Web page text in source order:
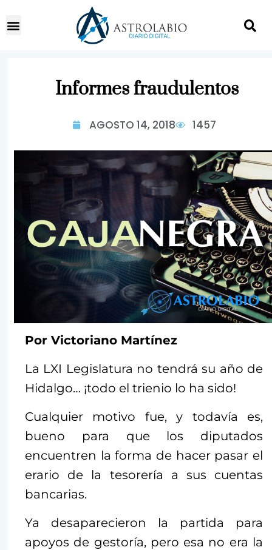
Informes fraudulentos
AGOSTO 14, 2018 1457
Por Victoriano Martínez
La LXI Legislatura no tendrá su año de
Hidalgo… ¡todo el trienio lo ha sido!
Cualquier motivo fue, y todavía es,
bueno para que los diputados
encuentren la forma de hacer pasar el
erario de la tesorería a sus cuentas
bancarias.
Ya desaparecieron la partida para
apoyos de gestoría, pero esa no era la